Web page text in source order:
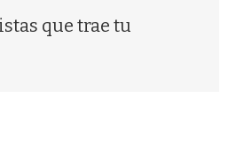
que trae tu